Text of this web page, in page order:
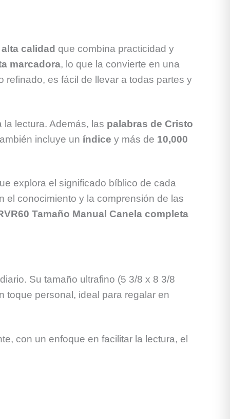
alta calidad que combina practicidad y
marcadora, lo que la convierte en una
es fácil de llevar a todas partes y
la lectura. Además, las palabras de Cristo
incluye un índice y más de 10,000
explora el significado bíblico de cada
el conocimiento y la comprensión de las
Tamaño Manual Canela completa
Su tamaño ultrafino (5 3/8 x 8 3/8
toque personal, ideal para regalar en
con un enfoque en facilitar la lectura, el